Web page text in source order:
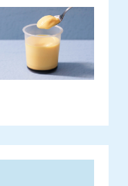
Contact